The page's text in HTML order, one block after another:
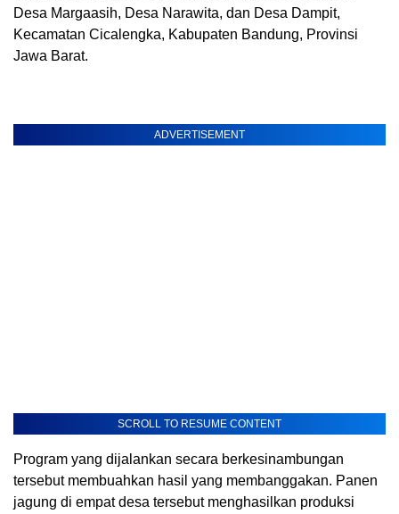
Desa Margaasih, Desa Narawita, dan Desa Dampit,
Kecamatan Cicalengka, Kabupaten Bandung, Provinsi
Jawa Barat.
ADVERTISEMENT
SCROLL TO RESUME CONTENT
Program yang dijalankan secara berkesinambungan
tersebut membuahkan hasil yang membanggakan. Panen
jagung di empat desa tersebut menghasilkan produksi